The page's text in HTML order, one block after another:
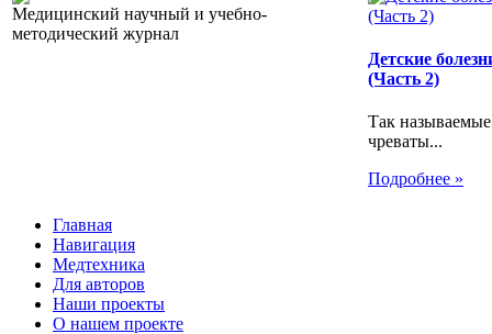
Медицинский научный и учебно-
методический журнал
Детские
(Часть 2)
Так
чреваты...
Подробнее »
Главная
Навигация
Медтехника
Для авторов
Наши проекты
О нашем проекте